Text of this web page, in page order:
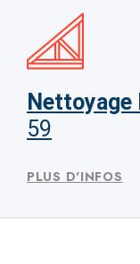
Nettoyage
59
PLUS D'INFOS